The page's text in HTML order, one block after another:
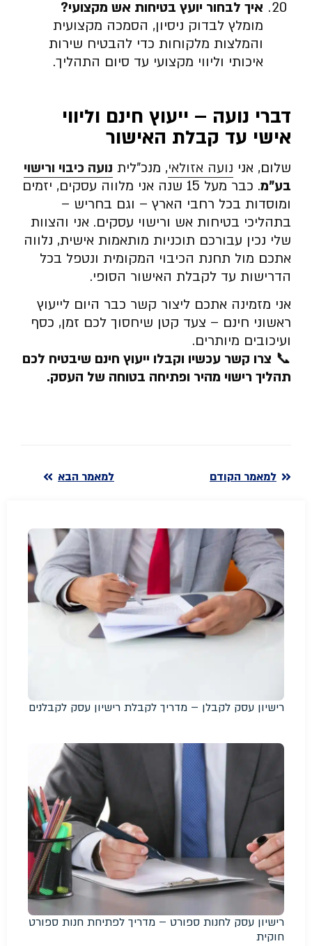
איך לבחור יועץ בטיחות אש מקצועי?
מומלץ לבדוק ניסיון, הסמכה מקצועית
והמלצות מלקוחות כדי להבטיח שירות
איכותי וליווי מקצועי עד סיום התהליך.
דברי נועה – ייעוץ חינם וליווי
אישי עד קבלת האישור
שלום, אני נועה אזולאי, מנכ”לית נועה כיבוי ורישוי
בע”מ
. כבר מעל 15 שנה אני מלווה עסקים, יזמים
ומוסדות בכל רחבי הארץ – וגם בחריש –
בתהליכי בטיחות אש ורישוי עסקים. אני והצוות
שלי נכין עבורכם תוכניות מותאמות אישית, נלווה
אתכם מול תחנת הכיבוי המקומית ונטפל בכל
הדרישות עד לקבלת האישור הסופי.
אני מזמינה אתכם ליצור קשר כבר היום לייעוץ
ראשוני חינם – צעד קטן שיחסוך לכם זמן, כסף
ועיכובים מיותרים.
📞 צרו קשר עכשיו וקבלו ייעוץ חינם שיבטיח לכם
תהליך רישוי מהיר ופתיחה בטוחה של העסק.
למאמר הקודם למאמר הבא
רישיון עסק לקבלן – מדריך לקבלת רישיון עסק לקבלנים
רישיון עסק לחנות ספורט – מדריך לפתיחת חנות ספורט
חוקית